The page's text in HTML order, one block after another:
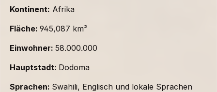
Kontinent: Afrika
Fläche: 945,087 km²
Einwohner: 58.000.000
Hauptstadt: Dodoma
Sprachen: Swahili, Englisch und lokale Sprachen